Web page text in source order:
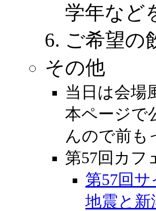
学年など
ご希望の
その他
当日は会場
本ページで
んので前も
第57回カフ
第57回
地震と新